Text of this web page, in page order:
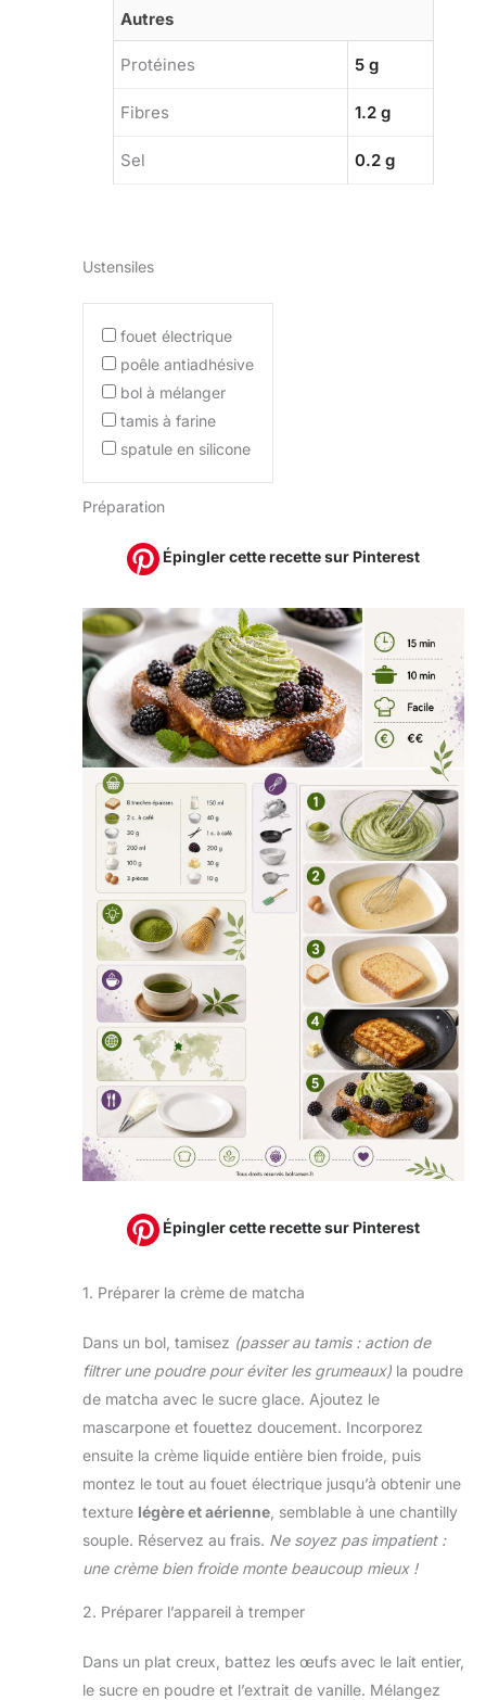
Autres
Protéines 5 g
Fibres 1.2 g
Sel 0.2 g
Ustensiles
fouet électrique
poêle antiadhésive
bol à mélanger
tamis à farine
spatule en silicone
Préparation
Épingler cette recette sur Pinterest
Épingler cette recette sur Pinterest
1. Préparer la crème de matcha
Dans un bol, tamisez (passer au tamis : action de
filtrer une poudre pour éviter les grumeaux) la poudre
de matcha avec le sucre glace. Ajoutez le
mascarpone et fouettez doucement. Incorporez
ensuite la crème liquide entière bien froide, puis
montez le tout au fouet électrique jusqu’à obtenir une
texture légère et aérienne , semblable à une chantilly
souple. Réservez au frais. Ne soyez pas impatient :
une crème bien froide monte beaucoup mieux !
2. Préparer l’appareil à tremper
Dans un plat creux, battez les œufs avec le lait entier,
le sucre en poudre et l’extrait de vanille. Mélangez